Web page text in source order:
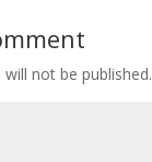
not be published.